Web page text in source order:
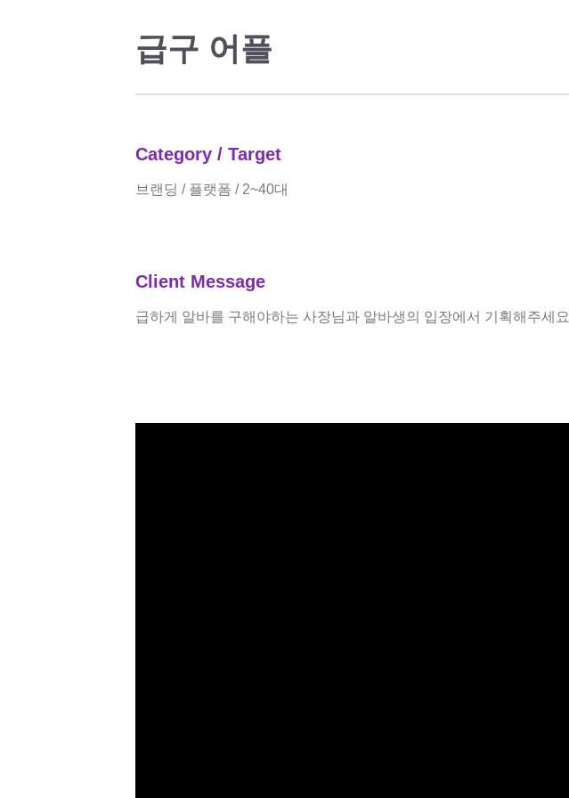
급구 어플
Category / Target
브랜딩 / 플랫폼 / 2~40대
Client Message
급하게 알바를 구해야하는 사장님과 알바생의 입장에서 기획해주세요